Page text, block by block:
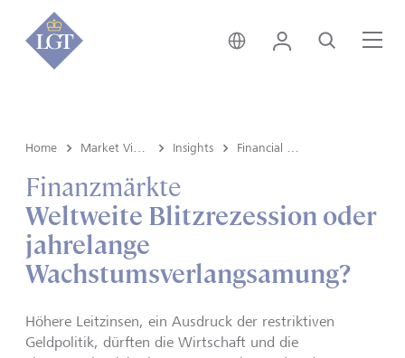
Global • Deutsch
Login Suche
Home Insights
Finanzmärkte
Weltweite Blitzrezession oder
jahrelange
Wachstumsverlangsamung?
Höhere Leitzinsen, ein Ausdruck der restriktiven
Geldpolitik, dürften die Wirtschaft und die